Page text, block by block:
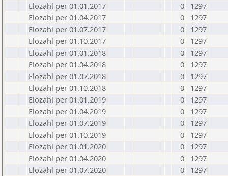
Elozahl per 01.01.2017
0
1297
Elozahl per 01.04.2017
0
1297
Elozahl per 01.07.2017
0
1297
Elozahl per 01.10.2017
0
1297
Elozahl per 01.01.2018
0
1297
Elozahl per 01.04.2018
0
1297
Elozahl per 01.07.2018
0
1297
Elozahl per 01.10.2018
0
1297
Elozahl per 01.01.2019
0
1297
Elozahl per 01.04.2019
0
1297
Elozahl per 01.07.2019
0
1297
Elozahl per 01.10.2019
0
1297
Elozahl per 01.01.2020
0
1297
Elozahl per 01.04.2020
0
1297
Elozahl per 01.07.2020
0
1297